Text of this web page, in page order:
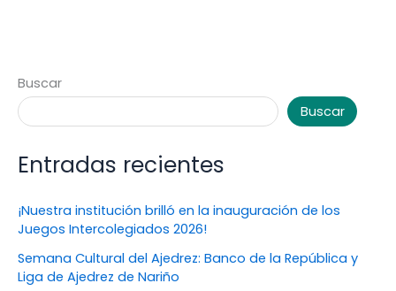
Buscar
Buscar
Entradas recientes
¡Nuestra institución brilló en la inauguración de los
Juegos Intercolegiados 2026!
Semana Cultural del Ajedrez: Banco de la República y
Liga de Ajedrez de Nariño